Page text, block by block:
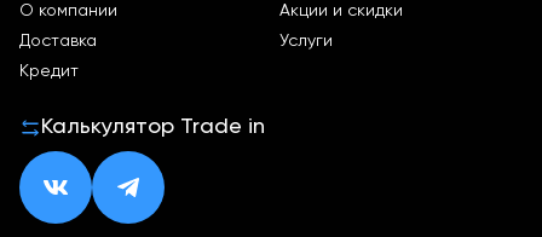
О компании
Доставка
Кредит
Акции и скидки
Услуги
Калькулятор Trade in